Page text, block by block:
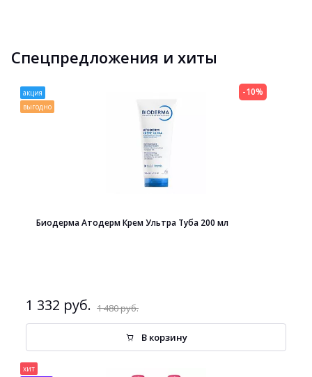
Спецпредложения и хиты
акция
выгодно
Биодерма Атодерм Крем Ультра Туба 200 мл
1 332 руб. 1 480 руб.
-10%
В корзину
хит